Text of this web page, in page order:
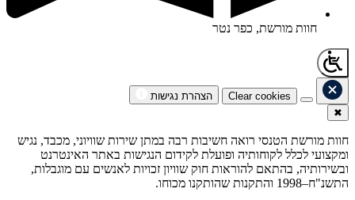
חוות מורשת, כפר נטר
Clear cookies
הצהרת נגישות
✖
חוות מורשת הטנסי רואה חשיבות רבה במתן שירות שוויוני, מכבד, נגיש
ומקצועי לכלל לקוחותיה ופועלת לקידום הנגישות באתר האינטרנט
ובשירותיה, בהתאם להוראות חוק שוויון זכויות לאנשים עם מוגבלות,
התשנ"ח–1998 והתקנות שהותקנו מכוחו.